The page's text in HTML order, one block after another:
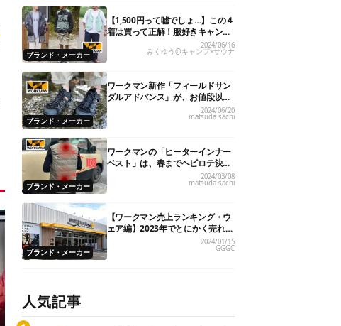
ブランド・メーカー
【1,500円って嘘でしょ…】この４
着は買って正解！服好きキャンパ
ーの「ワークマン」ガチ買い夏服
2024/06/16
みくゆう@キャンプ×サウナ
ブランド・メーカー
ワークマン新作「フィールドサン
ダルアドバンス」が、お値段以上
のハイクオリティ！
2024/06/20
matsuda sachi
ブランド・メーカー
ワークマンの「ヒーターインナー
ベスト」は、春までヘビロテ決定
です！
2024/03/08
matsuda sachi
ブランド・メーカー
【ワークマン売上ランキング・ウ
ェア編】2023年でとにかく売れた
人気製品TOP5
2024/01/15
GGGC
人気記事